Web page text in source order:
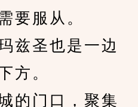
服从。
圣也是一边
方。
门口，聚集